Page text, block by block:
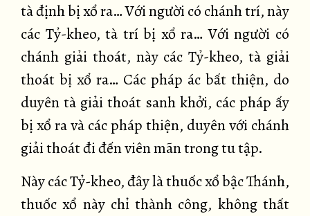
tà định bị xổ ra… Với người có chánh trí, này
các Tỷ-kheo, tà trí bị xổ ra… Với người có
chánh giải thoát, này các Tỷ-kheo, tà giải
thoát bị xổ ra… Các pháp ác bất thiện, do
duyên tà giải thoát sanh khởi, các pháp ấy
bị xổ ra và các pháp thiện, duyên với chánh
giải thoát đi đến viên mãn trong tu tập.
Này các Tỷ-kheo, đây là thuốc xổ bậc Thánh,
thuốc xổ này chỉ thành công, không thất